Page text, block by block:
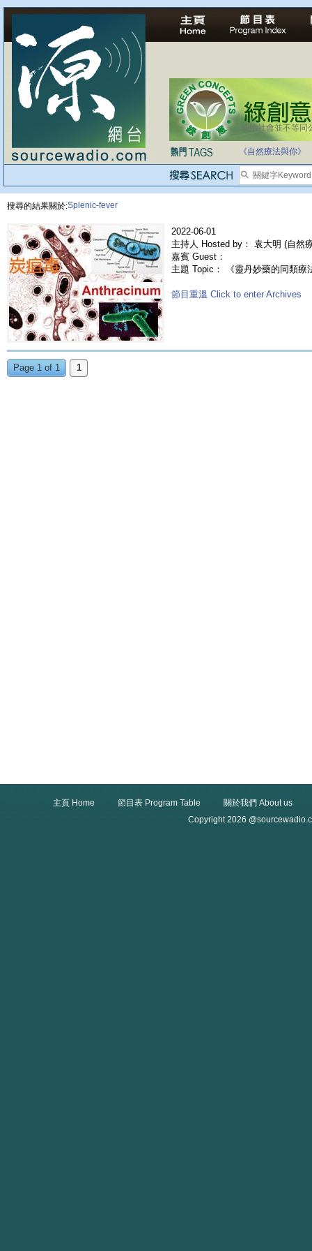
法治社會並不等同
《自然療法與你》
搜尋的結果關於:Splenic-fever
2022-06-01
主持人 Hosted by： 袁大明 (自然
嘉賓 Guest：
主題 Topic： 《靈丹妙藥的同類
節目重溫 Click to enter Archives
Page 1 of 1 1
主頁 Home 節目表 Program Table
關於我們 About us
Copyright 2026